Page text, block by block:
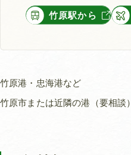
竹原駅から
竹原港・忠海港など
竹原市または近隣の港（要相談）